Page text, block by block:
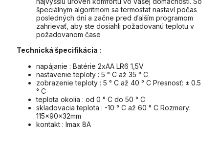
špeciálnym algoritmom sa termostat nastaví počas
posledných dní a začne pred ďalším programom
zahrievať, aby ste dosiahli požadovanú teplotu v
požadovanom čase
Technická špecifikácia :
napájanie : Batérie 2xAA LR6 1,5V
nastavenie teploty : 5 ° C až 35 ° C
zobrazenie teploty : 5 ° C až 40 ° C Presnosť: ± 0.5
° C
teplota okolia : od 0 ° C do 50 ° C
skladovacia teplota : -10 ° C až 60 ° C Rozmery:
115x90x32mm
kontakt : Imax 8A